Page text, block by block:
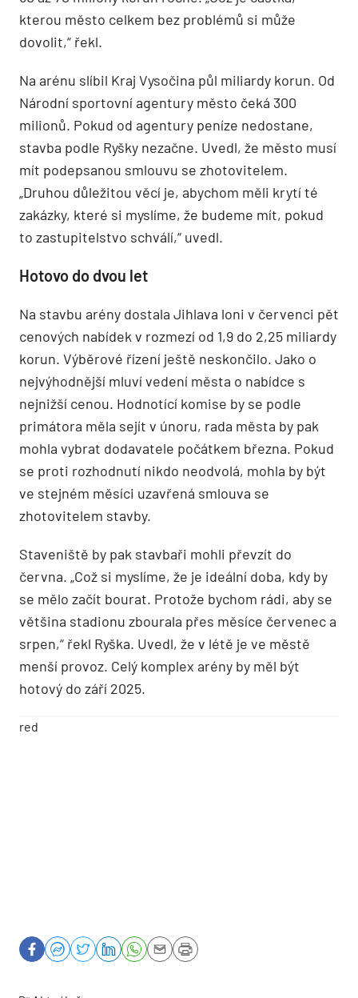
kterou město celkem bez problémů si může
dovolit,“ řekl.
Na arénu slíbil Kraj Vysočina půl miliardy korun. Od
Národní sportovní agentury město čeká 300
milionů. Pokud od agentury peníze nedostane,
stavba podle Ryšky nezačne. Uvedl, že město musí
mít podepsanou smlouvu se zhotovitelem.
„Druhou důležitou věcí je, abychom měli krytí té
zakázky, které si myslíme, že budeme mít, pokud
to zastupitelstvo schválí,“ uvedl.
Hotovo do dvou let
Na stavbu arény dostala Jihlava loni v červenci pět
cenových nabídek v rozmezí od 1,9 do 2,25 miliardy
korun. Výběrové řízení ještě neskončilo. Jako o
nejvýhodnější mluví vedení města o nabídce s
nejnižší cenou. Hodnotící komise by se podle
primátora měla sejít v únoru, rada města by pak
mohla vybrat dodavatele počátkem března. Pokud
se proti rozhodnutí nikdo neodvolá, mohla by být
ve stejném měsíci uzavřená smlouva se
zhotovitelem stavby.
Staveniště by pak stavbaři mohli převzít do
června. „Což si myslíme, že je ideální doba, kdy by
se mělo začít bourat. Protože bychom rádi, aby se
většina stadionu zbourala přes měsíce červenec a
srpen,“ řekl Ryška. Uvedl, že v létě je ve městě
menší provoz. Celý komplex arény by měl být
hotový do září 2025.
red